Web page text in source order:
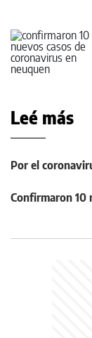
Leé más
Por el
Confirmaron 10